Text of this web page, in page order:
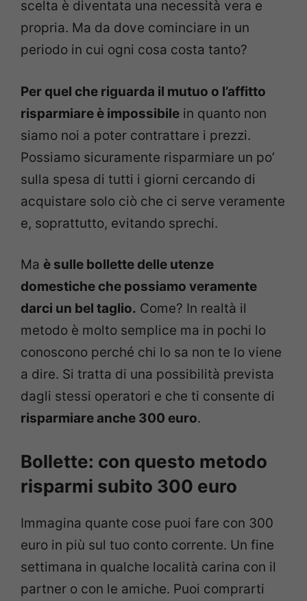
scelta è diventata una necessità vera e
propria. Ma da dove cominciare in un
periodo in cui ogni cosa costa tanto?
Per quel che riguarda il mutuo o l’affitto
risparmiare è impossibile in quanto non
siamo noi a poter contrattare i prezzi.
Possiamo sicuramente risparmiare un po’
sulla spesa di tutti i giorni cercando di
acquistare solo ciò che ci serve veramente
e, soprattutto, evitando sprechi.
Ma è sulle bollette delle utenze
domestiche che possiamo veramente
darci un bel taglio. Come? In realtà il
metodo è molto semplice ma in pochi lo
conoscono perché chi lo sa non te lo viene
a dire. Si tratta di una possibilità prevista
dagli stessi operatori e che ti consente di
risparmiare anche 300 euro.
Bollette: con questo metodo
risparmi subito 300 euro
Immagina quante cose puoi fare con 300
euro in più sul tuo conto corrente. Un fine
settimana in qualche località carina con il
partner o con le amiche. Puoi comprarti